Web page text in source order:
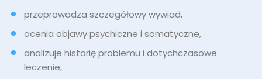
przeprowadza szczegółowy wywiad,
ocenia objawy psychiczne i somatyczne,
analizuje historię problemu i dotychczasowe
leczenie,